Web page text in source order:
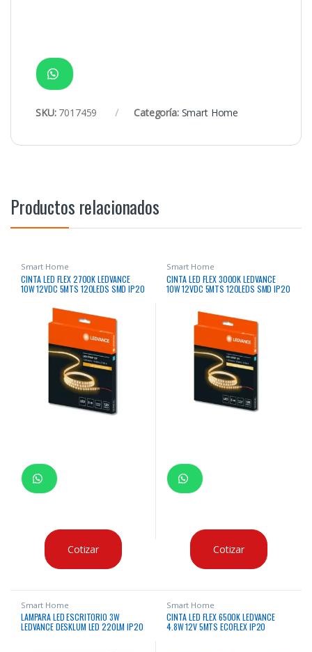
SKU: 7017459 Categoría: Smart Home
Productos relacionados
Smart Home
CINTA LED FLEX 2700K LEDVANCE
10W 12VDC 5MTS 120LEDS SMD IP20
Cotizar
Smart Home
CINTA LED FLEX 3000K LEDVANCE
10W 12VDC 5MTS 120LEDS SMD IP20
Cotizar
Smart Home
LAMPARA LED ESCRITORIO 3W
LEDVANCE DESKLUM LED 220LM IP20
Smart Home
CINTA LED FLEX 6500K LEDVANCE
4.8W 12V 5MTS ECOFLEX IP20